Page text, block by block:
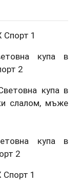
Спорт 1
купа в
2
купа в
слалом, мъже
купа в
2
1